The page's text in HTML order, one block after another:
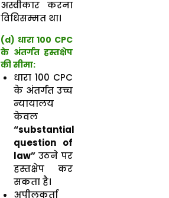
अस्वीकार करना
विधिसम्मत था।
(d) धारा 100 CPC
के अंतर्गत हस्तक्षेप
की सीमा:
धारा 100 CPC
के अंतर्गत उच्च
न्यायालय
केवल
“substantial
question of
law” उठने पर
हस्तक्षेप कर
सकता है।
अपीलकर्ता